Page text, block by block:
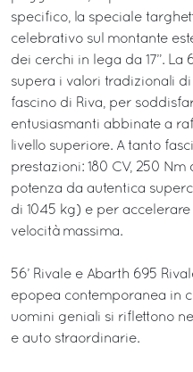
specifico, la speciale
celebrativo sul montante
dei cerchi in lega da 17”. La
supera i valori tradizionali
fascino di Riva, per
entusiasmanti abbinate a
livello superiore. A tanto
prestazioni: 180 CV, 250
potenza da autentica
di 1045 kg) e per accelerare
velocità massima.
56’ Rivale e Abarth 695
epopea contemporanea in
uomini geniali si riflettono
e auto straordinarie.